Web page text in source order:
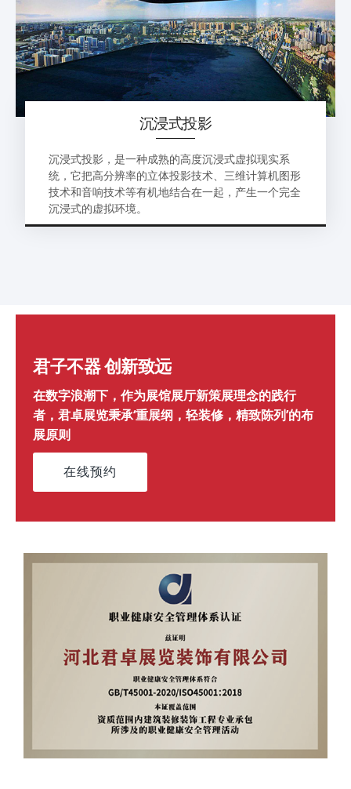
沉浸式投影
沉浸式投影，是一种成熟的高度沉浸式虚拟现实系
统，它把高分辨率的立体投影技术、三维计算机图形
技术和音响技术等有机地结合在一起，产生一个完全
沉浸式的虚拟环境。
君子不器 创新致远
在数字浪潮下，作为展馆展厅新策展理念的践行
者，君卓展览秉承‘重展纲，轻装修，精致陈列’的布
展原则
在线预约